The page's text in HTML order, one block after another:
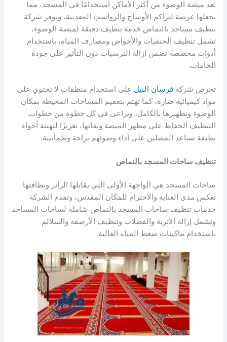
تعد ميضة الوضوء من أكثر الأماكن استخدامًا في المسجد، مما
يجعلها عرضة لتراكم الأوساخ والرواسب المعدنية، وتوفر شركة
تنظيف مساجد بالنماص خدمة تنظيف دقيقة لميضة الوضوء،
تشمل تنظيف الحنفيات والأحواض ومصارف المياه، باستخدام
أدوات مخصصة تضمن إزالة الترسبات دون التأثير على جودة
الخامات.
تحرص شركة فرسان النيل على استخدام منظفات لا تحتوي على
مواد كيميائية ضارة، كما تهتم بتعقيم المساحات المحيطة بمكان
الوضوء وتطهيرها بالكامل، ويراعى في كل خطوة من خطوات
التنظيف الحفاظ على مظهر الميضة ونقائها، تعزيزًا لتهيئة أجواء
نظيفة تساعد المصلين على أداء وضوئهم براحة وطمأنينة.
تنظيف ساحات المسجد بالنماص
ساحات المسجد هي الواجهة الأولى التي يقابلها الزائر ونظافتها
تعكس مدى العناية والاحترام للمكان المقدس، وتقدم الشركة
خدمات تنظيف ساحات المسجد بالنماص شاملة لساحات المساجد
وتشمل إزالة الأتربة والفضلات وتنظيف الأرصفة والسلالم
باستخدام ماكينات ضغط المياه العالية.